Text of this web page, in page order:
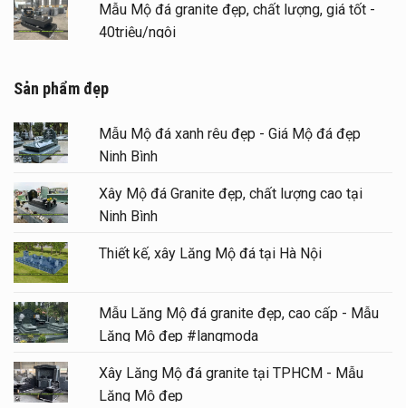
Mẫu Mộ đá granite đẹp, chất lượng, giá tốt -
40triệu/ngôi
Sản phẩm đẹp
Mẫu Mộ đá xanh rêu đẹp - Giá Mộ đá đẹp
Ninh Bình
Xây Mộ đá Granite đẹp, chất lượng cao tại
Ninh Bình
Thiết kế, xây Lăng Mộ đá tại Hà Nội
Mẫu Lăng Mộ đá granite đẹp, cao cấp - Mẫu
Lăng Mộ đẹp #langmoda
Xây Lăng Mộ đá granite tại TPHCM - Mẫu
Lăng Mộ đẹp